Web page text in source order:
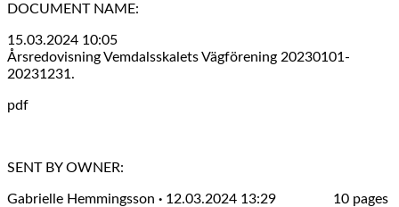
DOCUMENT NAME:
15.03.2024 10:05
Årsredovisning Vemdalsskalets Vägförening 20230101-
20231231.
pdf
SENT BY OWNER:
Gabrielle Hemmingsson · 12.03.2024 13:29 10 pages